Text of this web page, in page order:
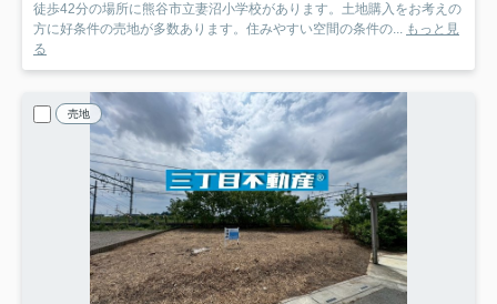
徒歩42分の場所に熊谷市立妻沼小学校があります。土地購入をお考えの
方に好条件の売地が多数あります。住みやすい空間の条件の... もっと見
る
売地